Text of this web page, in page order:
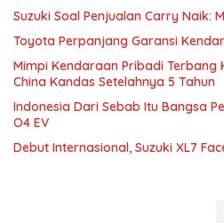
Suzuki Soal Penjualan Carry Naik:
Toyota Perpanjang Garansi
Mimpi Kendaraan Pribadi Terbang
China Kandas Setelahnya 5 Tahun
Indonesia Dari Sebab Itu Bangsa
O4 EV
Debut Internasional, Suzuki XL7